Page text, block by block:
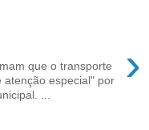
›
que o transporte
atenção especial" por
...